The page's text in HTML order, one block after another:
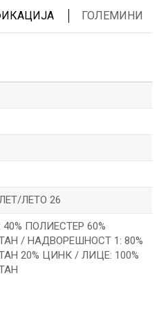
ГОЛЕМИНИ
ЛЕТО 26
ПОЛИЕСТЕР 60%
/ НАДВОРЕШНОСТ 1: 80%
20% ЦИНК / ЛИЦЕ: 100%